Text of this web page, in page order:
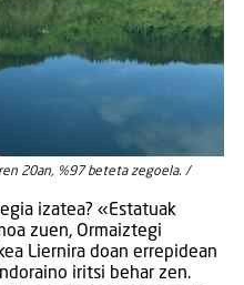
20an, %97 beteta zegoela. /
izatea? «Estatuak
zuen, Ormaiztegi
Liernira doan errepidean
iritsi behar zen.